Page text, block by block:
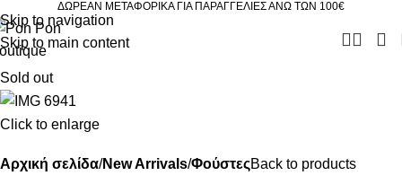
Skip to navigation
Skip to main content
ΔΩΡΕΑΝ ΜΕΤΑΦΟΡΙΚΑ ΓΙΑ ΠΑΡΑΓΓΕΛΙΕΣ ΑΝΩ ΤΩΝ 100€
Sold out
Click to enlarge
Αρχική σελίδα New Arrivals ΦούστεςBack to products